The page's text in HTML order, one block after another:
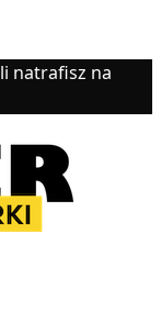
natrafisz na